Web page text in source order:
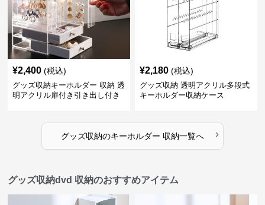
¥2,400 (税込)
グッズ収納キーホルダー 収納 透
明アクリル扉付き引き出し付き
¥2,180 (税込)
グッズ収納 透明アクリル多段式
キーホルダー収納ケース
グッズ収納のキーホルダー 収納一覧へ ›
グッズ収納dvd 収納のおすすめアイテム